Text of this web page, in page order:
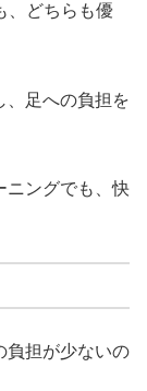
、どちらも優
、足への負担を
ニングでも、快
負担が少ないの